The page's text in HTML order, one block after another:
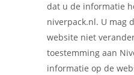
dat u de informatie
niverpack.nl. U mag
website niet
toestemming aan
informatie op de